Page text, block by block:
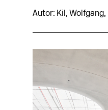
Autor: Kil, Wolfgang,